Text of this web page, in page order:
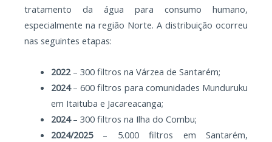
tratamento da água para consumo humano,
especialmente na região Norte. A distribuição ocorreu
nas seguintes etapas:
2022– 300 filtros na Várzea de Santarém;
2024– 600 filtros para comunidades Munduruku
em Itaituba e Jacareacanga;
2024– 300 filtros na Ilha do Combu;
2024/2025– 5.000 filtros em Santarém,